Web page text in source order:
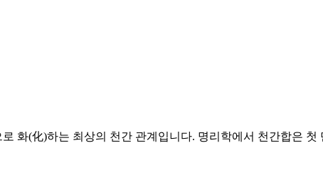
화(化)하는 최상의 천간 관계입니다. 명리학에서 천간합은